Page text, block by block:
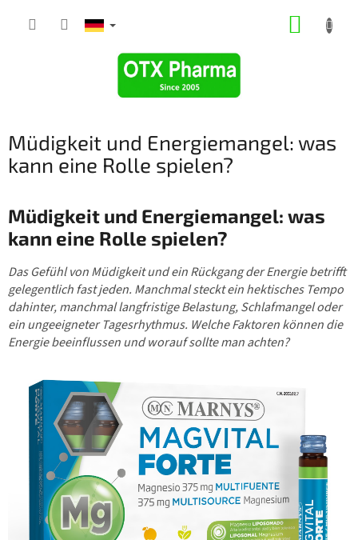
Müdigkeit und Energiemangel: was
kann eine Rolle spielen?
Müdigkeit und Energiemangel: was
kann eine Rolle spielen?
Das Gefühl von Müdigkeit und ein Rückgang der Energie betrifft
gelegentlich fast jeden. Manchmal steckt ein hektisches Tempo
dahinter, manchmal langfristige Belastung, Schlafmangel oder
ein ungeeigneter Tagesrhythmus. Welche Faktoren können die
Energie beeinflussen und worauf sollte man achten?